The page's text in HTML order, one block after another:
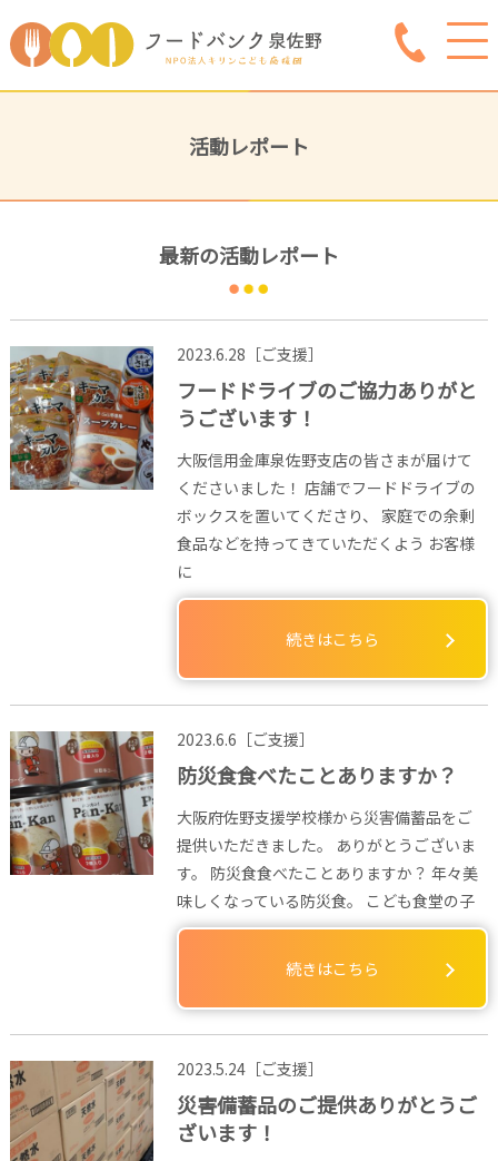
活動レポート
最新の活動レポート
2023.6.28［ご支援］
フードドライブのご協力ありがと
うございます！
大阪信用金庫泉佐野支店の皆さまが届けて
くださいました！ 店舗でフードドライブの
ボックスを置いてくださり、 家庭での余剰
食品などを持ってきていただくよう お客様
に
続きはこちら
2023.6.6［ご支援］
防災食食べたことありますか？
大阪府佐野支援学校様から災害備蓄品をご
提供いただきました。 ありがとうございま
す。 防災食食べたことありますか？ 年々美
味しくなっている防災食。 こども食堂の子
続きはこちら
2023.5.24［ご支援］
災害備蓄品のご提供ありがとうご
ざいます！